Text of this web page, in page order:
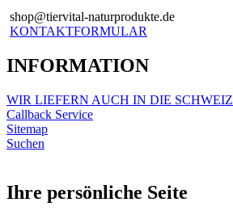
shop@tiervital-naturprodukte.de
KONTAKTFORMULAR
INFORMATION
WIR LIEFERN AUCH IN DIE SCHWEIZ
Callback Service
Sitemap
Suchen
Ihre persönliche Seite